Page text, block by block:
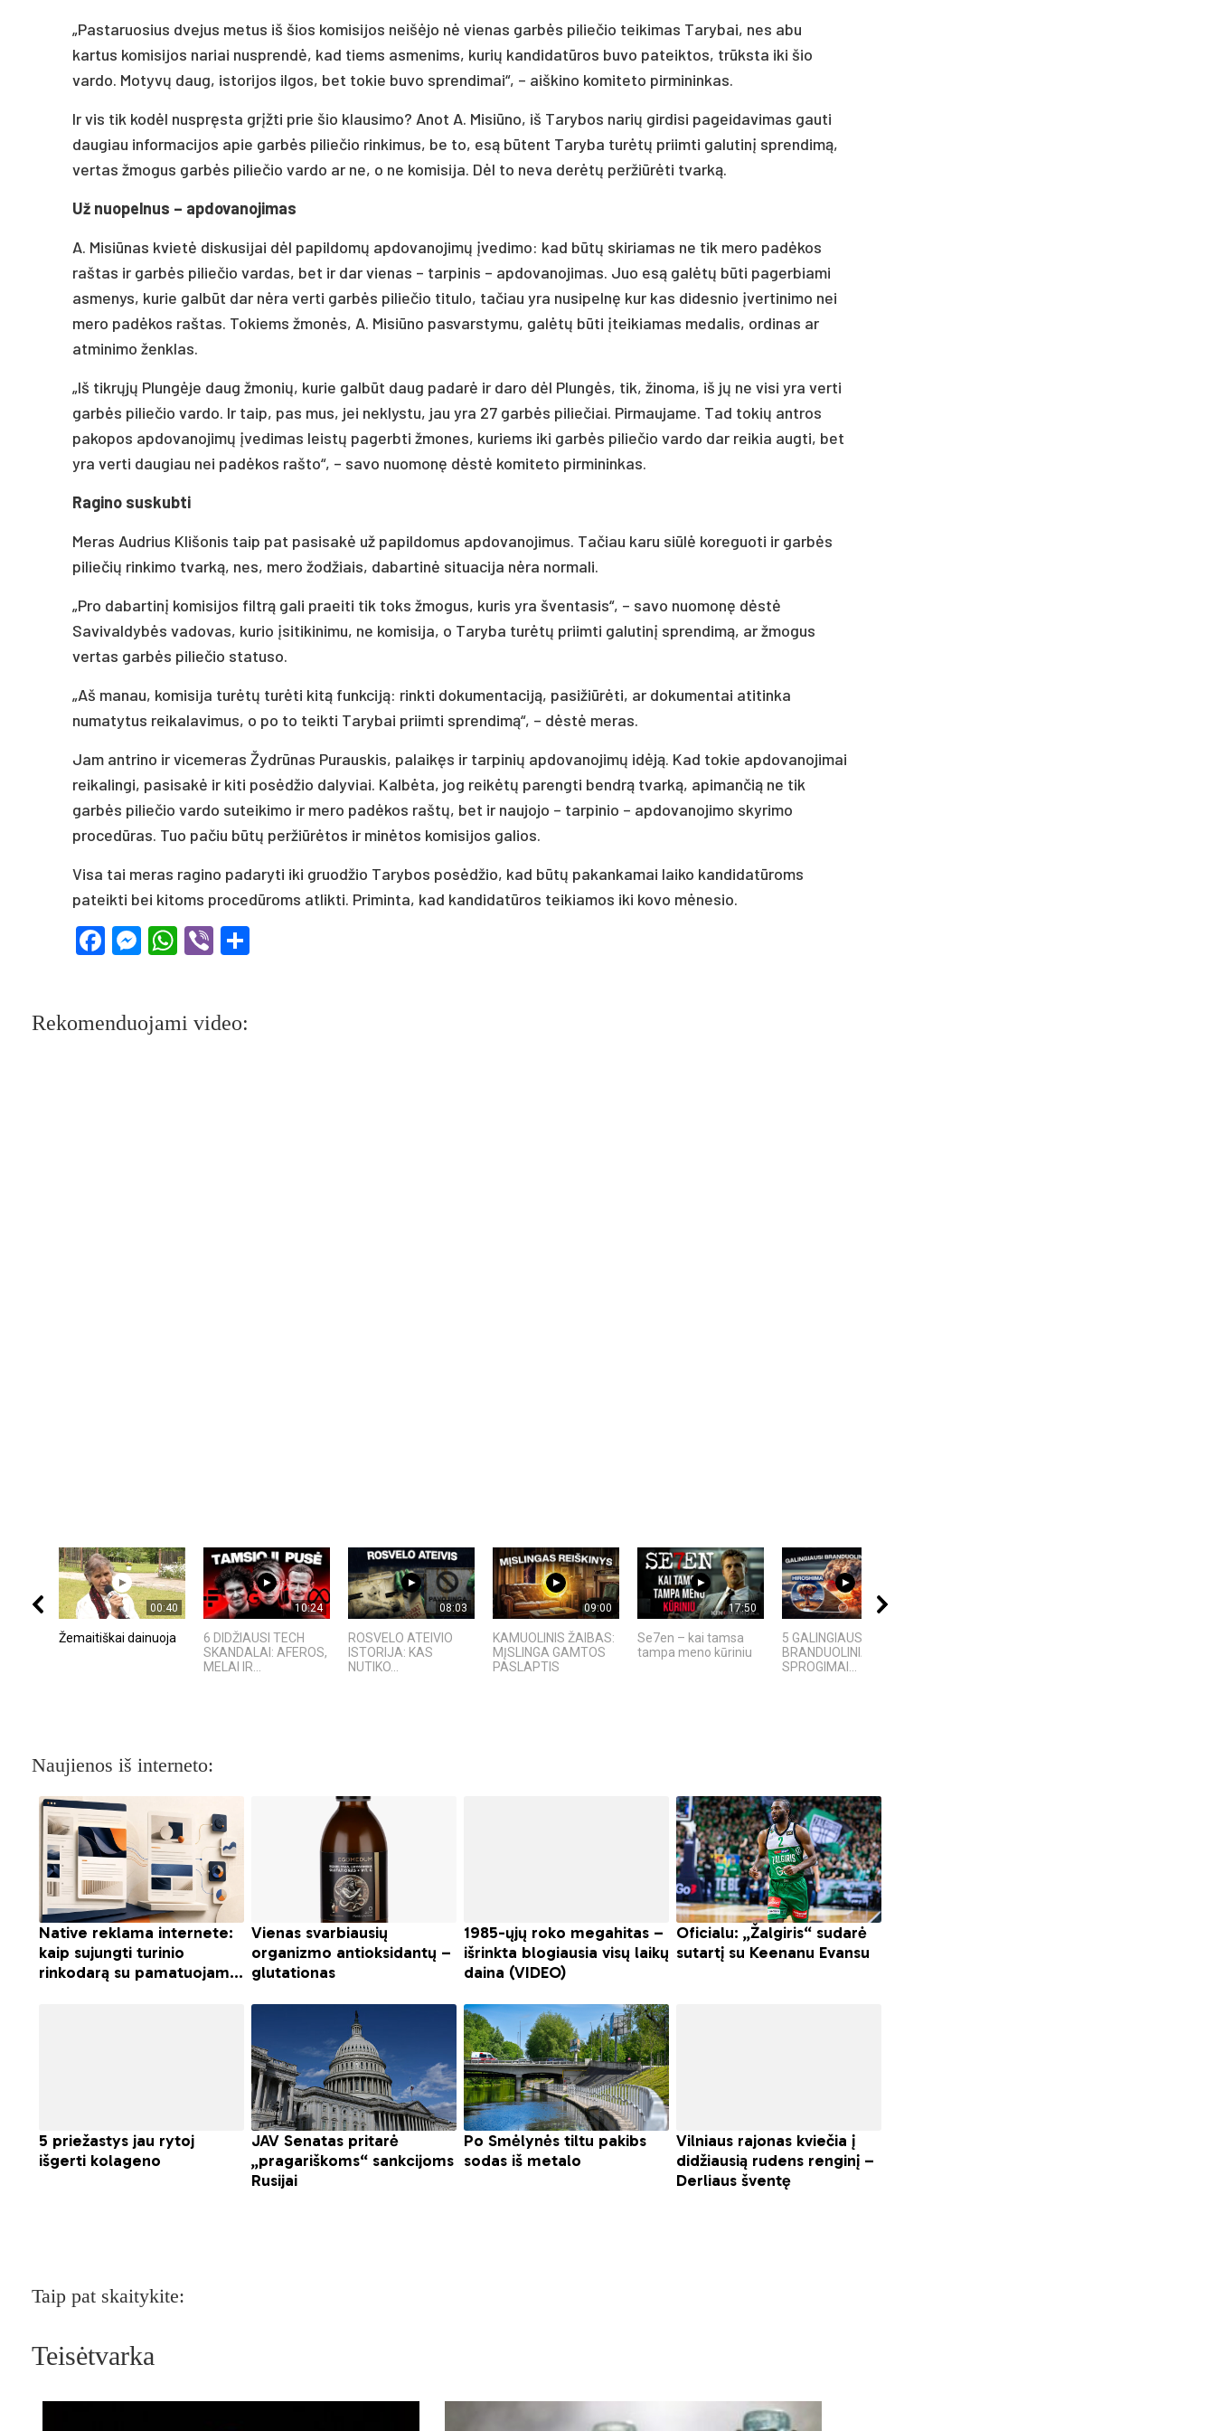
„Pastaruosius dvejus metus iš šios komisijos neišėjo nė vienas garbės piliečio teikimas Tarybai, nes abu
kartus komisijos nariai nusprendė, kad tiems asmenims, kurių kandidatūros buvo pateiktos, trūksta iki šio
vardo. Motyvų daug, istorijos ilgos, bet tokie buvo sprendimai“, – aiškino komiteto pirmininkas.
Ir vis tik kodėl nuspręsta grįžti prie šio klausimo? Anot A. Misiūno, iš Tarybos narių girdisi pageidavimas gauti
daugiau informacijos apie garbės piliečio rinkimus, be to, esą būtent Taryba turėtų priimti galutinį sprendimą,
vertas žmogus garbės piliečio vardo ar ne, o ne komisija. Dėl to neva derėtų peržiūrėti tvarką.
Už nuopelnus – apdovanojimas
A. Misiūnas kvietė diskusijai dėl papildomų apdovanojimų įvedimo: kad būtų skiriamas ne tik mero padėkos
raštas ir garbės piliečio vardas, bet ir dar vienas – tarpinis – apdovanojimas. Juo esą galėtų būti pagerbiami
asmenys, kurie galbūt dar nėra verti garbės piliečio titulo, tačiau yra nusipelnę kur kas didesnio įvertinimo nei
mero padėkos raštas. Tokiems žmonės, A. Misiūno pasvarstymu, galėtų būti įteikiamas medalis, ordinas ar
atminimo ženklas.
„Iš tikrųjų Plungėje daug žmonių, kurie galbūt daug padarė ir daro dėl Plungės, tik, žinoma, iš jų ne visi yra verti
garbės piliečio vardo. Ir taip, pas mus, jei neklystu, jau yra 27 garbės piliečiai. Pirmaujame. Tad tokių antros
pakopos apdovanojimų įvedimas leistų pagerbti žmones, kuriems iki garbės piliečio vardo dar reikia augti, bet
yra verti daugiau nei padėkos rašto“, – savo nuomonę dėstė komiteto pirmininkas.
Ragino suskubti
Meras Audrius Klišonis taip pat pasisakė už papildomus apdovanojimus. Tačiau karu siūlė koreguoti ir garbės
piliečių rinkimo tvarką, nes, mero žodžiais, dabartinė situacija nėra normali.
„Pro dabartinį komisijos filtrą gali praeiti tik toks žmogus, kuris yra šventasis“, – savo nuomonę dėstė
Savivaldybės vadovas, kurio įsitikinimu, ne komisija, o Taryba turėtų priimti galutinį sprendimą, ar žmogus
vertas garbės piliečio statuso.
„Aš manau, komisija turėtų turėti kitą funkciją: rinkti dokumentaciją, pasižiūrėti, ar dokumentai atitinka
numatytus reikalavimus, o po to teikti Tarybai priimti sprendimą“, – dėstė meras.
Jam antrino ir vicemeras Žydrūnas Purauskis, palaikęs ir tarpinių apdovanojimų idėją. Kad tokie apdovanojimai
reikalingi, pasisakė ir kiti posėdžio dalyviai. Kalbėta, jog reikėtų parengti bendrą tvarką, apimančią ne tik
garbės piliečio vardo suteikimo ir mero padėkos raštų, bet ir naujojo – tarpinio – apdovanojimo skyrimo
procedūras. Tuo pačiu būtų peržiūrėtos ir minėtos komisijos galios.
Visa tai meras ragino padaryti iki gruodžio Tarybos posėdžio, kad būtų pakankamai laiko kandidatūroms
pateikti bei kitoms procedūroms atlikti. Priminta, kad kandidatūros teikiamos iki kovo mėnesio.
Facebook
Messenger
WhatsApp
Viber
Rekomenduojami video:
00:40
Žemaitiškai dainuoja
10:24
6 DIDŽIAUSI TECH
SKANDALAI: AFEROS,
MELAI IR...
08:03
ROSVELO ATEIVIO
ISTORIJA: KAS
NUTIKO...
09:00
KAMUOLINIS ŽAIBAS:
MĮSLINGA GAMTOS
PASLAPTIS
17:50
Se7en – kai tamsa
tampa meno kūriniu
09:20
5 GALINGIAUSI
BRANDUOLINIAI
SPROGIMAI...
Naujienos iš interneto:
Taip pat skaitykite:
Teisėtvarka